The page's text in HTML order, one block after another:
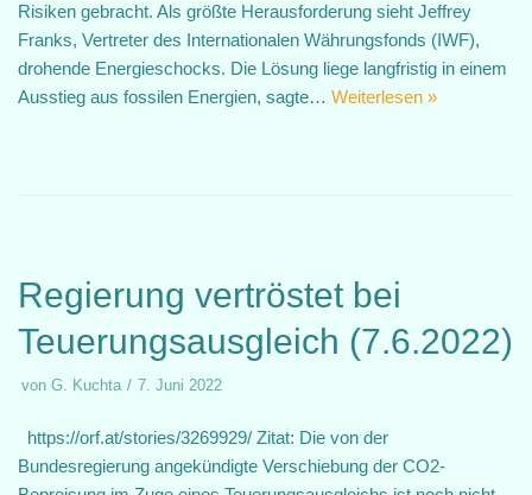
Risiken gebracht. Als größte Herausforderung sieht Jeffrey
Franks, Vertreter des Internationalen Währungsfonds (IWF),
drohende Energieschocks. Die Lösung liege langfristig in einem
Ausstieg aus fossilen Energien, sagte… Weiterlesen »
Regierung vertröstet bei
Teuerungsausgleich (7.6.2022)
von G. Kuchta 7. Juni 2022
https://orf.at/stories/3269929/ Zitat: Die von der
Bundesregierung angekündigte Verschiebung der CO2-